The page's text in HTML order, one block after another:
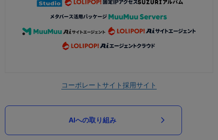
コーポレートサイト採用サイト
AIへの取り組み